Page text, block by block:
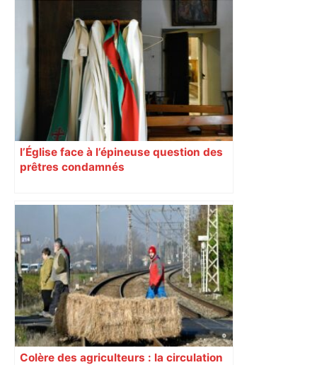
« Rien d'inquiétant » pour Guillaume
Restes, le gardien de Toulouse, après
sa sortie à Metz – L'Équipe
l’Église face à l’épineuse question des
prêtres condamnés
Colère des agriculteurs : la circulation